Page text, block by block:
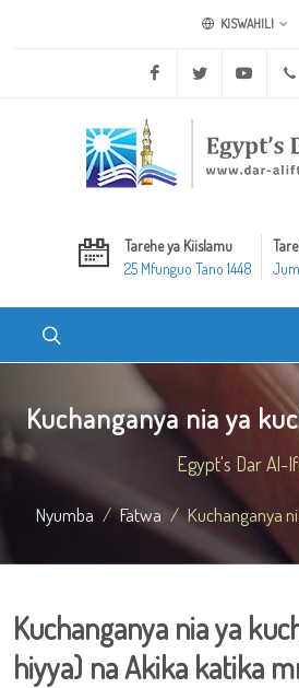
KISWAHILI
Facebook Twitter
Tarehe ya Kiislamu
25 Mfunguo Tano 1448
Kuchanganya nia ya
Egypt's Dar Al-
Nyumba Fatwa Kuchanganya
Kuchanganya nia ya
hiyya) na Akika katika